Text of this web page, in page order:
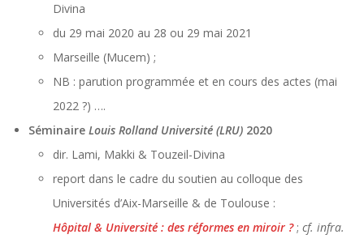
Divina
du 29 mai 2020 au 28 ou 29 mai 2021
Marseille (Mucem) ;
NB : parution programmée et en cours des actes (mai
2022 ?) ….
Séminaire Louis Rolland Université (LRU) 2020
dir. Lami, Makki & Touzeil-Divina
report dans le cadre du soutien au colloque des
Universités d’Aix-Marseille & de Toulouse :
Hôpital & Université : des réformes en miroir ? ; cf. infra.